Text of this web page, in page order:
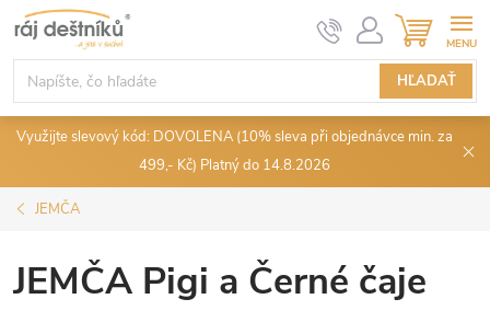
Prejsť
na
obsah
HĽADAŤ
KOŠÍK
Využijte slevový kód: DOVOLENA (10% sleva při objednávce min. za
499,- Kč) Platný do 14.8.2026
JEMČA
JEMČA Pigi a Černé čaje